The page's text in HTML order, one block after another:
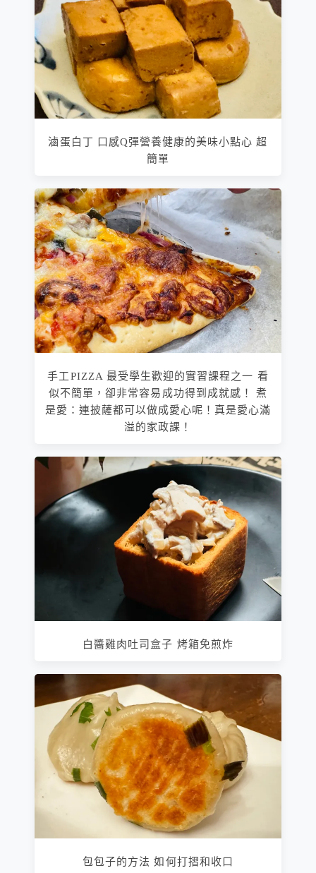
滷蛋白丁 口感Q彈營養健康的美味小點心 超
簡單
手工PIZZA 最受學生歡迎的實習課程之一 看
似不簡單，卻非常容易成功得到成就感！ 煮
是愛：連披薩都可以做成愛心呢！真是愛心滿
溢的家政課！
白醬雞肉吐司盒子 烤箱免煎炸
包包子的方法 如何打摺和收口